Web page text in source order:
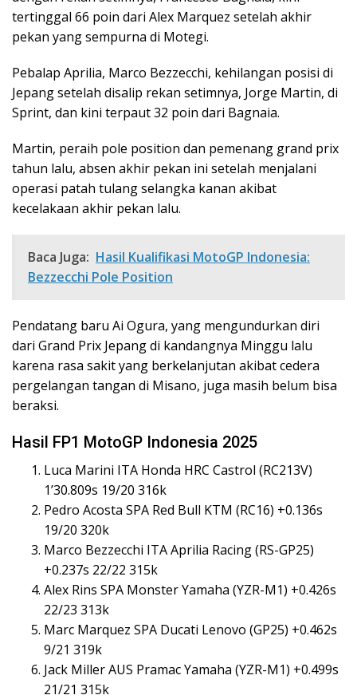
tertinggal 66 poin dari Alex Marquez setelah akhir
pekan yang sempurna di Motegi.
Pebalap Aprilia, Marco Bezzecchi, kehilangan posisi di
Jepang setelah disalip rekan setimnya, Jorge Martin, di
Sprint, dan kini terpaut 32 poin dari Bagnaia.
Martin, peraih pole position dan pemenang grand prix
tahun lalu, absen akhir pekan ini setelah menjalani
operasi patah tulang selangka kanan akibat
kecelakaan akhir pekan lalu.
Baca Juga: Hasil Kualifikasi MotoGP Indonesia:
Bezzecchi Pole Position
Pendatang baru Ai Ogura, yang mengundurkan diri
dari Grand Prix Jepang di kandangnya Minggu lalu
karena rasa sakit yang berkelanjutan akibat cedera
pergelangan tangan di Misano, juga masih belum bisa
beraksi.
Hasil FP1 MotoGP Indonesia 2025
Luca Marini ITA Honda HRC Castrol (RC213V)
1’30.809s 19/20 316k
Pedro Acosta SPA Red Bull KTM (RC16) +0.136s
19/20 320k
Marco Bezzecchi ITA Aprilia Racing (RS-GP25)
+0.237s 22/22 315k
Alex Rins SPA Monster Yamaha (YZR-M1) +0.426s
22/23 313k
Marc Marquez SPA Ducati Lenovo (GP25) +0.462s
9/21 319k
Jack Miller AUS Pramac Yamaha (YZR-M1) +0.499s
21/21 315k